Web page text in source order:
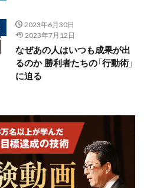
2023年6月30日
2023年7月12日
なぜあの人はいつも成果が出
るのか 勝利者たちの「行動術」
に迫る